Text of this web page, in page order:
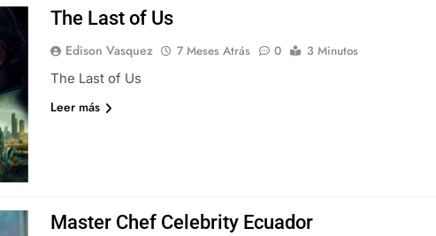
The Last of Us
Edison Vasquez 7 Meses Atrás 0
3 Minutos
The Last of Us
Leer más
Master Chef Celebrity Ecuador